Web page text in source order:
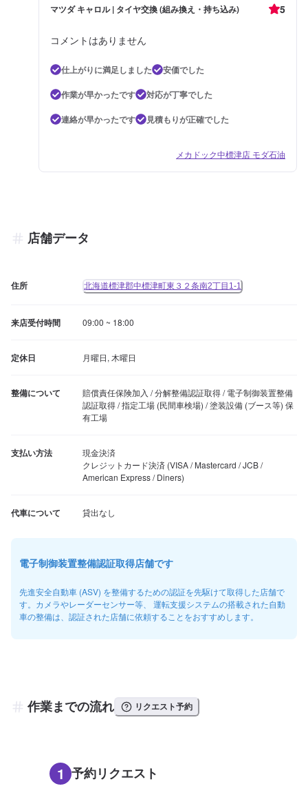
マツダ キャロル | タイヤ交換 (組み換え・持ち込み) 5
コメントはありません
仕上がりに満足しました
安価でした
作業が早かったです
対応が丁寧でした
連絡が早かったです
見積もりが正確でした
メカドック中標津店 モダ石油
店舗データ
住所 北海道標津郡中標津町東３２条南2丁目1-1
来店受付時間 09:00 ~ 18:00
定休日 月曜日, 木曜日
整備について
賠償責任保険加入 / 分解整備認証取得 / 電子制御装置整備
認証取得 / 指定工場 (民間車検場) / 塗装設備 (ブース等) 保
有工場
支払い方法
現金決済
クレジットカード決済 (VISA / Mastercard / JCB /
American Express / Diners)
代車について 貸出なし
電子制御装置整備認証取得店舗です
先進安全自動車 (ASV) を整備するための認証を先駆けて取得した店舗で
す。カメラやレーダーセンサー等、 運転支援システムの搭載された自動
車の整備は、認証された店舗に依頼することをおすすめします。
作業までの流れ リクエスト予約
1 予約リクエスト